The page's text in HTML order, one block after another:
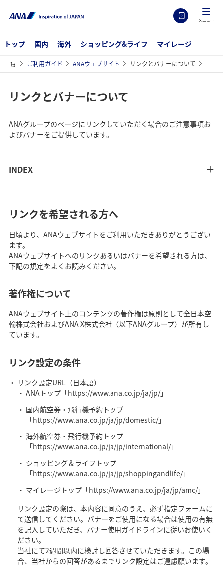
メニュー
トップ 国内 海外 ショッピング&ライフ マイレージ
ご利用ガイド ANAウェブサイト リンクとバナーについて
リンクとバナーについて
ANAグループのページにリンクしていただく場合のご注意事項お
よびバナーをご提供しています。
INDEX
リンクを希望される方へ
日頃より、ANAウェブサイトをご利用いただきありがとうござい
ます。
ANAウェブサイトへのリンクあるいはバナーを希望される方は、
下記の規定をよくお読みください。
著作権について
ANAウェブサイト上のコンテンツの著作権は原則として全日本空
輸株式会社およびANA X株式会社（以下ANAグループ）が所有し
ています。
リンク設定の条件
リンク設定URL（日本語）
ANAトップ「https://www.ana.co.jp/ja/jp/」
国内航空券・飛行機予約トップ
「https://www.ana.co.jp/ja/jp/domestic/」
海外航空券・飛行機予約トップ
「https://www.ana.co.jp/ja/jp/international/」
ショッピング＆ライフトップ
「https://www.ana.co.jp/ja/jp/shoppingandlife/」
マイレージトップ「https://www.ana.co.jp/ja/jp/amc/」
リンク設定の際は、本内容に同意のうえ、必ず指定フォームに
て送信してください。バナーをご使用になる場合は使用の有無
を記入していただき、バナー使用ガイドラインに従いお使いく
ださい。
当社にて2週間以内に検討し回答させていただきます。この場
合、当社からの回答があるまでリンク設定はご遠慮願います。